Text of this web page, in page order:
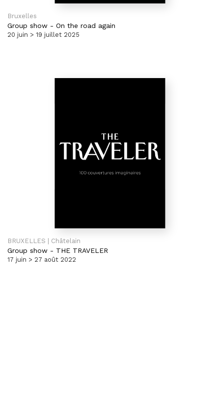
Bruxelles
Group show - On the road again
20 juin > 19 juillet 2025
BRUXELLES | Châtelain
Group show - THE TRAVELER
17 juin > 27 août 2022